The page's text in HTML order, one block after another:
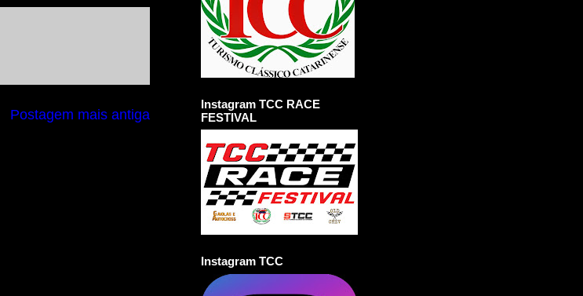
Postagem mais antiga
Instagram TCC RACE
FESTIVAL
Instagram TCC